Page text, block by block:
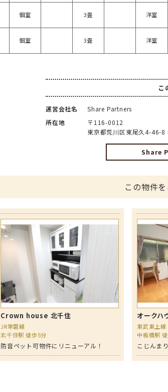
個室 3畳 洋室
個室 3畳 洋室
こ
運営会社名
Share Partners
所在地
〒116-0012
東京都荒川区東尾久4-46-8
Share
この物件
Crown house 北千住
JR常磐線
北千住駅 徒歩5分
防音ペット可物件にリニューアル！
オークハ
東武東上線
中板橋駅
こじんま